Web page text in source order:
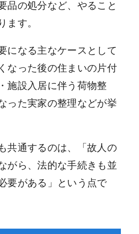
品の処分など、やること
ます。
になる主なケースとして
なった後の住まいの片付
施設入居に伴う荷物整
った実家の整理などが挙
共通するのは、「故人の
がら、法的な手続きも並
要がある」という点で